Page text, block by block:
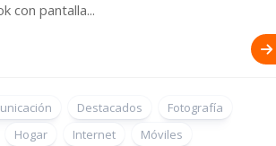
con pantalla...
Destacados
Fotografía
Hogar Internet
Móviles